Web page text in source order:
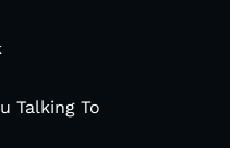
Talking To